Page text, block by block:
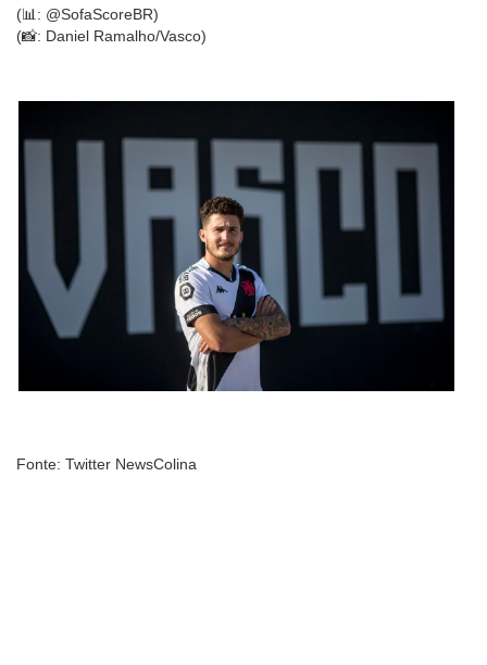
(📊: @SofaScoreBR)
(📸: Daniel Ramalho/Vasco)
Fonte: Twitter NewsColina